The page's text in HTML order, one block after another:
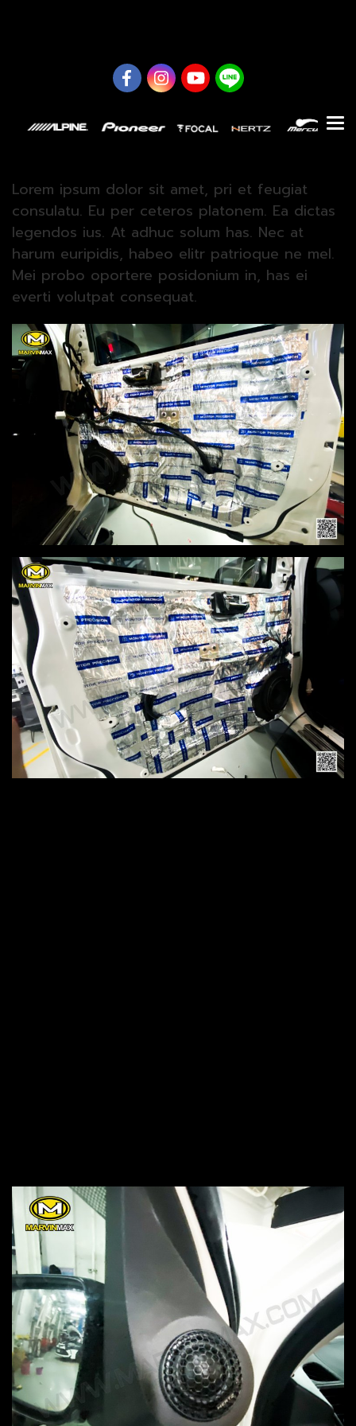
Lorem ipsum dolor sit amet, pri et feugiat
consulatu. Eu per ceteros platonem. Ea dictas
legendos ius. At adhuc solum has. Nec at
harum euripidis, habeo elitr patrioque ne mel.
Mei probo oportere posidonium in, has ei
everti volutpat consequat.